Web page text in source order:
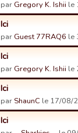
par Gregory K. Ishii le
Ici
par Guest 77RAQ6 le
Ici
par Gregory K. Ishii le
Ici
par ShaunC le 17/08/
Ici